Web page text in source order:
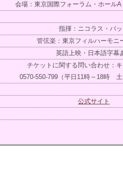
会場：東京国際フォーラム・ホール
指揮：ニコラス・バ
管弦楽：東京フィルハーモニ
英語上映・日本語字幕
チケットに関する問い合わせ：
0570-550-799（平日11時～18時 土
公式サイト